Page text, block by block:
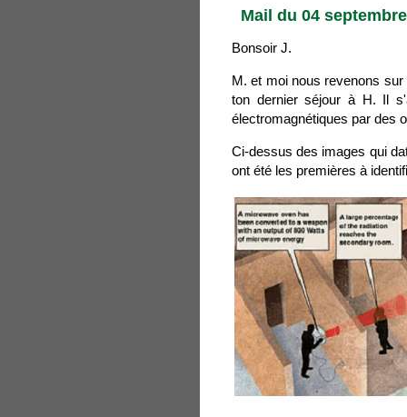
Mail du 04
Bonsoir J.
M. et moi nous revenons
ton dernier séjour à H. Il
électromagnétiques par des
Ci-dessus des images qui
ont été les premières à